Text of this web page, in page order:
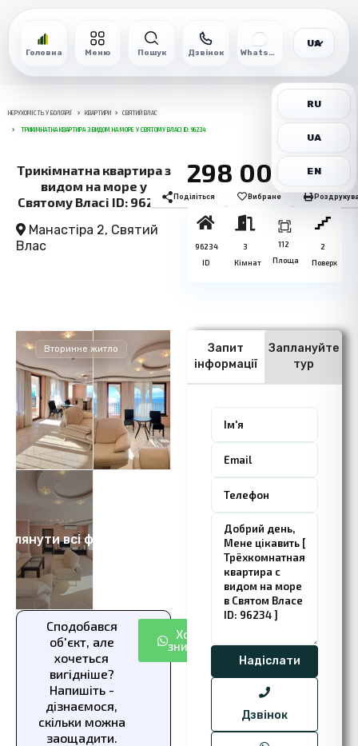
Головна Меню Пошук Дзвінок WhatsApp
UA
RU
UA
EN
НЕРУХОМІСТЬ У БОЛГАРІЇ КВАРТИРИ СВЯТИЙ ВЛАС
ТРИКІМНАТНА КВАРТИРА З ВИДОМ НА МОРЕ У СВЯТОМУ ВЛАСІ ID: 96234
Трикімнатна квартира з
видом на море у
Святому Власі ID: 96234
Манастіра 2, Святий
Влас
298 000€
Поділіться Вибране
96234
ID
3
Кімнат
112
Площа
2
Поверх
всі фото 13
Вторинне житло
Сподобався
об'єкт, але
хочеться
вигідніше?
Напишіть -
дізнаємося,
скільки можна
заощадити.
Хочу
знижку
Запит
інформації
Заплануйте
тур
Дзвінок